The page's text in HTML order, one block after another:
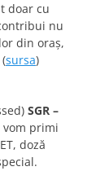
doar cu
nu
din oraș,
sursa)
SGR –
vom primi
doză